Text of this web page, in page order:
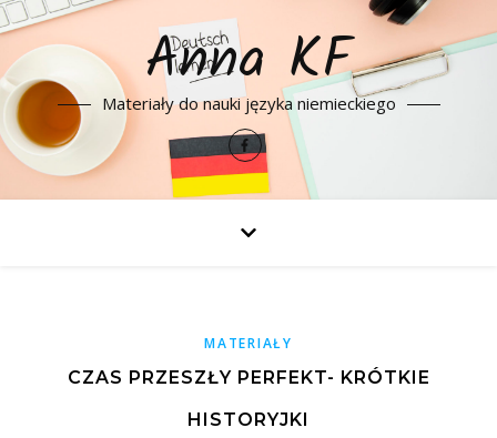
Anna KF
Materiały do nauki języka niemieckiego
MATERIAŁY
CZAS PRZESZŁY PERFEKT- KRÓTKIE
HISTORYJKI